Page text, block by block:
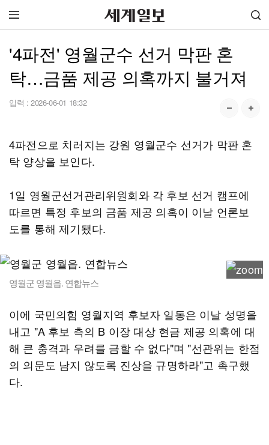
'4파전' 영월군수 선거 막판 혼
탁…금품 제공 의혹까지 불거져
입력 : 2026-06-01 18:32
4파전으로 치러지는 강원 영월군수 선거가 막판 혼
탁 양상을 보인다.
1일 영월군선거관리위원회와 각 후보 선거 캠프에
따르면 특정 후보의 금품 제공 의혹이 이날 언론보
도를 통해 제기됐다.
영월군 영월읍. 연합뉴스
이에 국민의힘 영월지역 후보자 일동은 이날 성명을
내고 "A 후보 측의 B 이장 대상 현금 제공 의혹에 대
해 큰 충격과 우려를 금할 수 없다"며 "선관위는 한점
의 의문도 남지 않도록 진상을 규명하라"고 촉구했
다.